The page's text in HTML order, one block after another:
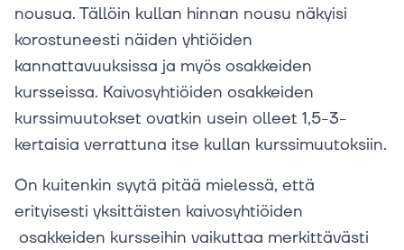
nousua. Tällöin kullan hinnan nousu näkyisi
korostuneesti näiden yhtiöiden
kannattavuuksissa ja myös osakkeiden
kursseissa. Kaivosyhtiöiden osakkeiden
kurssimuutokset ovatkin usein olleet 1,5-3-
kertaisia verrattuna itse kullan kurssimuutoksiin.
On kuitenkin syytä pitää mielessä, että
erityisesti yksittäisten kaivosyhtiöiden
osakkeiden kursseihin vaikuttaa merkittävästi